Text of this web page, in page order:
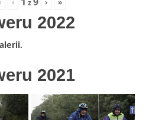
‹ z › »
2022
2021